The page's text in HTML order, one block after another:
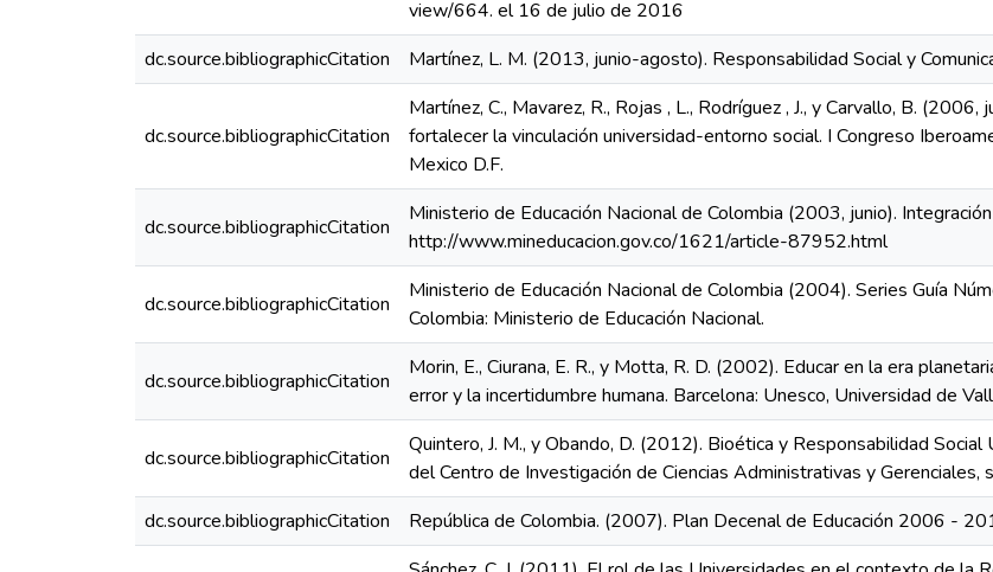
view/664. el 16 de julio de 2016
dc.source.bibliographicCitation
Martínez, L. M. (2013, junio-agosto). Responsabilidad Social y
dc.source.bibliographicCitation
Martínez, C., Mavarez, R., Rojas , L., Rodríguez , J., y Carvallo, B.
fortalecer la vinculación universidad-entorno social. I Congreso
Mexico D.F.
dc.source.bibliographicCitation
Ministerio de Educación Nacional de Colombia (2003, junio).
http://www.mineducacion.gov.co/1621/article-87952.html
dc.source.bibliographicCitation
Ministerio de Educación Nacional de Colombia (2004). Series Guía
Colombia: Ministerio de Educación Nacional.
dc.source.bibliographicCitation
Morin, E., Ciurana, E. R., y Motta, R. D. (2002). Educar en la era
error y la incertidumbre humana. Barcelona: Unesco, Universidad de
dc.source.bibliographicCitation
Quintero, J. M., y Obando, D. (2012). Bioética y Responsabilidad
del Centro de Investigación de Ciencias Administrativas y Gerenciales,
dc.source.bibliographicCitation
República de Colombia. (2007). Plan Decenal de Educación 2006 -